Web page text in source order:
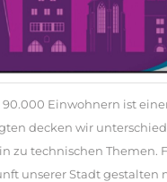
Einwohnern ist
decken wir
zu technischen Themen.
unserer Stadt gestalten